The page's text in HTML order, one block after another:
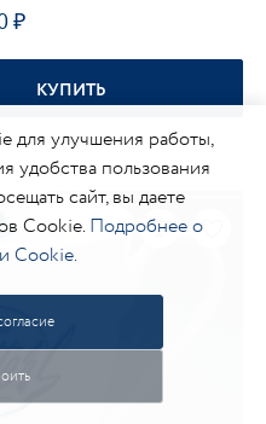
КУПИТЬ
для улучшения работы,
удобства пользования
сайт, вы даете
Cookie. Подробнее о
Cookie.